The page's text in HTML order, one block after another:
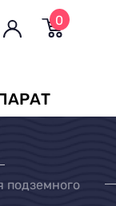
0
подземного